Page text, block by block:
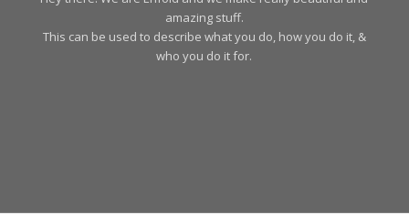
amazing stuff.
This can be used to describe what you do, how you do it, &
who you do it for.